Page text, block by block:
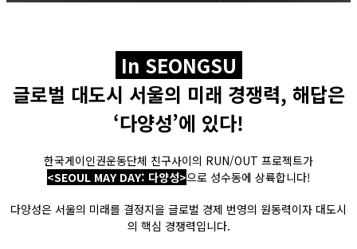
In SEONGSU
글로벌 대도시 서울의 미래 경쟁력, 해답은
‘다양성’에 있다!
한국게이인권운동단체 친구사이의 RUN/OUT 프로젝트가
<SEOUL MAY DAY: 다양성>으로 성수동에 상륙합니다!
다양성은 서울의 미래를 결정지을 글로벌 경제 번영의 원동력이자 대도시
의 핵심 경쟁력입니다.